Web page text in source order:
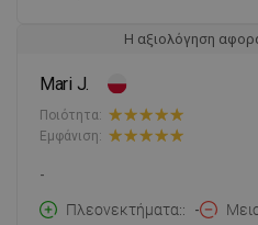
Η αξιολόγηση
Mari J.
Ποιότητα:
Εμφάνιση:
-
Πλεονεκτήματα:
-